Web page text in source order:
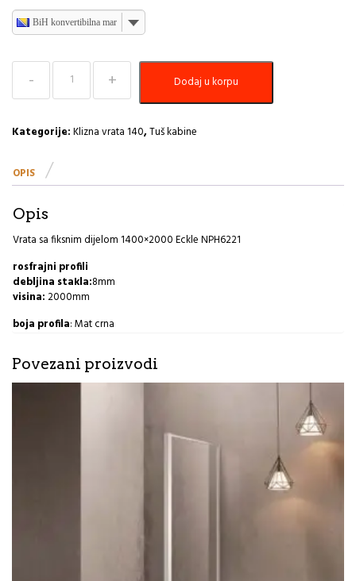
BiH konvertibilna marka
Vrata
fiksnim
1400×2000
Eckle
Dodaj u korpu
Kategorije:Klizna vrata 140,Tuš kabine
OPIS
Opis
Vrata sa fiksnim dijelom 1400×2000 Eckle NPH6221
rosfrajni profili
debljina stakla:8mm
visina:2000mm
boja profila: Mat crna
Povezani proizvodi